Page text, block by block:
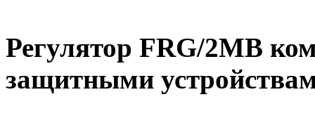
Регулятор FRG/2MB
защитными